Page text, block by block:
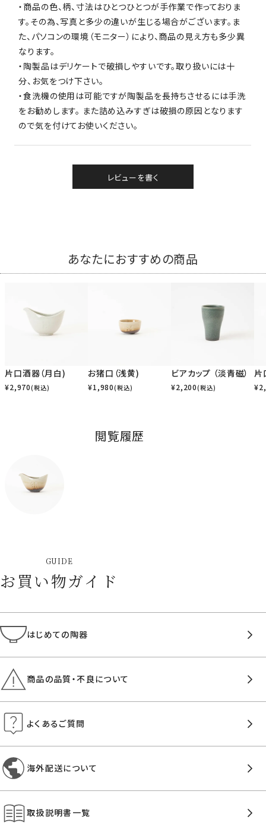
・商品の色、柄、寸法はひとつひとつが手作業で作っておりま
す。その為、写真と多少の違いが生じる場合がございます。ま
た、パソコンの環境（モニター）により、商品の見え方も多少異
なります。
・陶製品はデリケートで破損しやすいです。取り扱いには十
分、お気をつけ下さい。
・食洗機の使用は可能ですが陶製品を長持ちさせるには手洗
をお勧めします。 また詰め込みすぎは破損の原因となります
ので気を付けてお使いください。
レビューを書く
あなたにおすすめの商品
片口酒器（月白)
¥2,970(税込)
お猪口（浅黄)
¥1,980(税込)
ビアカップ （淡青磁）
¥2,200(税込)
片
¥
閲覧履歴
GUIDE
お買い物ガイド
はじめての陶器
商品の品質・不良について
よくあるご質問
海外配送について
取扱説明書一覧